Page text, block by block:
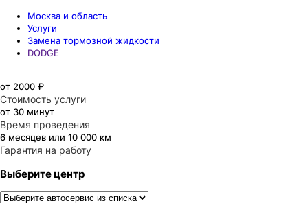
Москва и область
Услуги
Замена тормозной жидкости
DODGE
от 2000 ₽
Стоимость услуги
от 30 минут
Время проведения
6 месяцев или 10 000 км
Гарантия на работу
Выберите центр